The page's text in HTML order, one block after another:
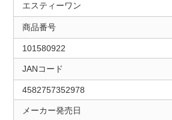
エスティーワン
商品番号
101580922
JANコード
4582757352978
メーカー発売日